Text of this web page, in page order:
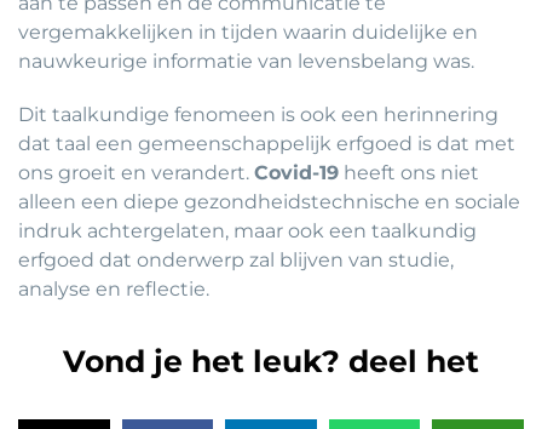
vergemakkelijken in tijden waarin duidelijke en
nauwkeurige informatie van levensbelang was.
Dit taalkundige fenomeen is ook een herinnering
dat taal een gemeenschappelijk erfgoed is dat met
ons groeit en verandert. Covid-19 heeft ons niet
alleen een diepe gezondheidstechnische en sociale
indruk achtergelaten, maar ook een taalkundig
erfgoed dat onderwerp zal blijven van studie,
analyse en reflectie.
Vond je het leuk? deel het